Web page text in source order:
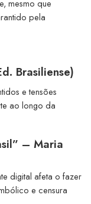
mesmo que
pela
Brasiliense)
e tensões
ao longo da
– Maria
digital afeta o fazer
e censura